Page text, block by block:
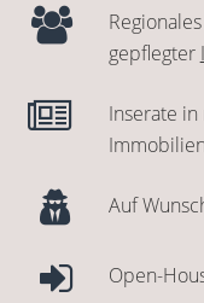
gepflegter
Inserate
Auf
Open-